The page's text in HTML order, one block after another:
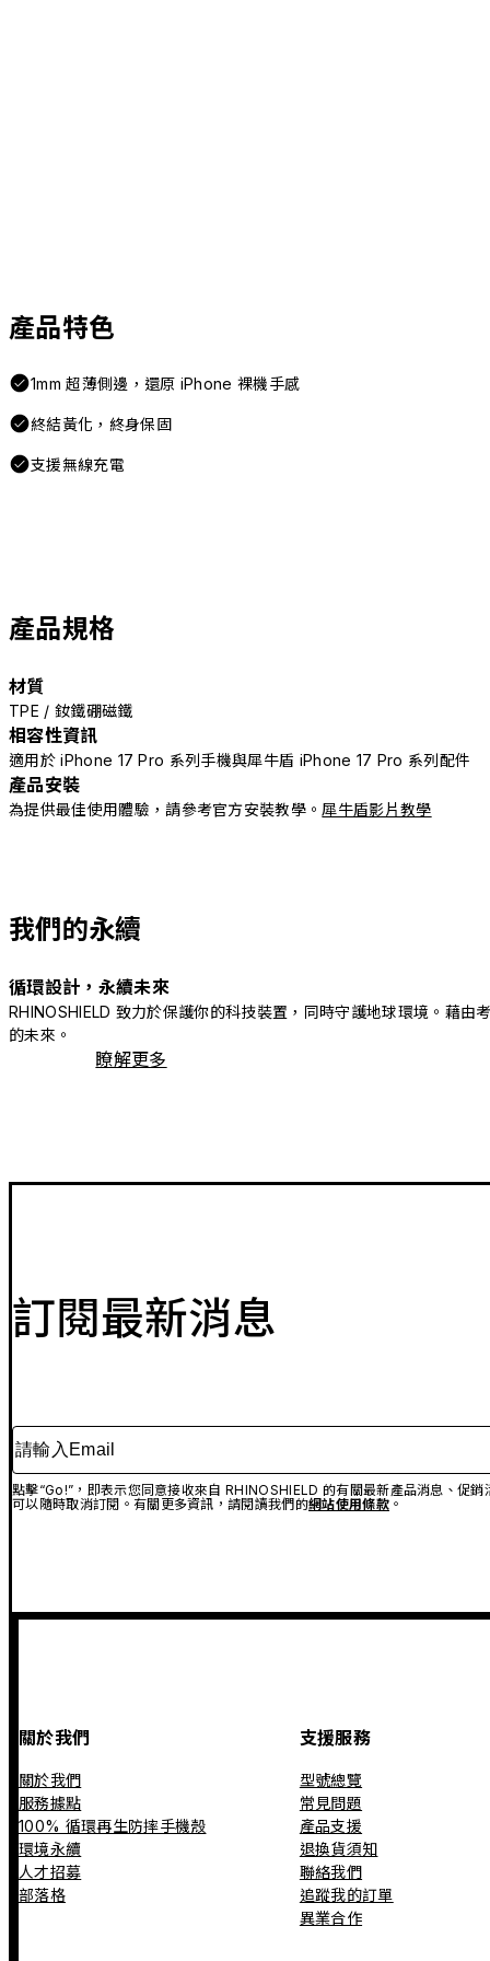
產品特色
1mm 超薄側邊，還原 iPhone 裸機手感
終結黃化，終身保固
支援無線充電
產品規格
材質
TPE / 釹鐵硼磁鐵
相容性資訊
適用於 iPhone 17 Pro 系列手機與犀牛盾 iPhone 17 Pro 系列配件
產品安裝
為提供最佳使用體驗，請參考官方安裝教學。 犀牛盾影片教學
我們的永續
循環設計，永續未來
RHINOSHIELD 致力於保護你的科技裝置，同時守護地球環境。藉
的未來。
瞭解更多
訂閱最新消息
請輸入Email
點擊“Go!”，即表示您同意接收來自 RHINOSHIELD 的有關最新產品消息、促
可以隨時取消訂閱。有關更多資訊，請閱讀我們的網站使用條款。
關於我們
關於我們
服務據點
100% 循環再生防摔手機殼
環境永續
人才招募
部落格
支援服務
型號總覽
常見問題
產品支援
退換貨須知
聯絡我們
追蹤我的訂單
異業合作